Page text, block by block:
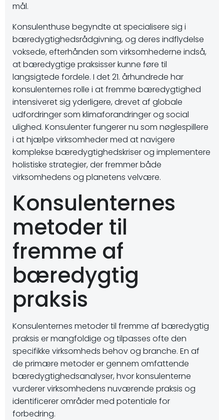
mål.
Konsulenthuse begyndte at specialisere sig i
bæredygtighedsrådgivning, og deres indflydelse
voksede, efterhånden som virksomhederne indså,
at bæredygtige praksisser kunne føre til
langsigtede fordele. I det 21. århundrede har
konsulenternes rolle i at fremme bæredygtighed
intensiveret sig yderligere, drevet af globale
udfordringer som klimaforandringer og social
ulighed. Konsulenter fungerer nu som nøglespillere
i at hjælpe virksomheder med at navigere
komplekse bæredygtighedskriser og implementere
holistiske strategier, der fremmer både
virksomhedens og planetens velvære.
Konsulenternes
metoder til
fremme af
bæredygtig
praksis
Konsulenternes metoder til fremme af bæredygtig
praksis er mangfoldige og tilpasses ofte den
specifikke virksomheds behov og branche. En af
de primære metoder er gennem omfattende
bæredygtighedsanalyser, hvor konsulenterne
vurderer virksomhedens nuværende praksis og
identificerer områder med potentiale for
forbedring.